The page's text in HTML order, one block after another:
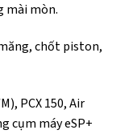
mài mòn.
chốt piston,
PCX 150, Air
cụm máy eSP+